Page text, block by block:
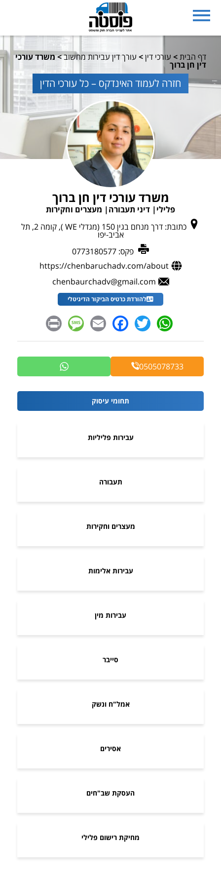
חזרה לעמוד האינדקס – כל עורכי הדין
דף הבית> עורכי דין> עורך דין עבירות מחשוב>משרד עורכי
דין חן ברוך
משרד עורכי דין חן ברוך
פלילי דיני תעבורה
מעצרים וחקירות
כתובת:
דרך מנחם בגין 150 (מגדלי WE ), קומה 2, תל
אביב-יפו
פקס:
https://chenbaruchadv.com/about
chenbaurchadv@gmail.com
להורדת כרטיס הביקור הדיגיטלי
WhatsApp
Twitter
Facebook
Email
Message
0505078733
תחומי עיסוק
עבירות פליליות
תעבורה
מעצרים וחקירות
עבירות אלימות
עבירות מין
סייבר
אמל"ח ונשק
אסירים
העסקת שב"חים
מחיקת רישום פלילי